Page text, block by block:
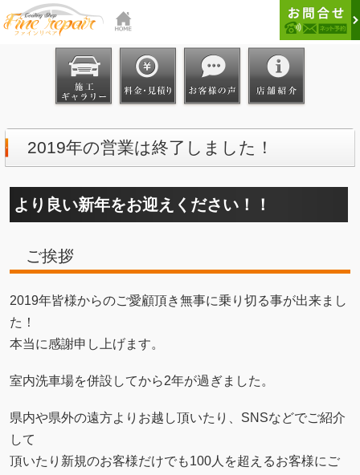
2019年の営業は終了しました！
より良い新年をお迎えください！！
ご挨拶
2019年皆様からのご愛顧頂き無事に乗り切る事が出来まし
た！
本当に感謝申し上げます。
室内洗車場を併設してから2年が過ぎました。
県内や県外の遠方よりお越し頂いたり、SNSなどでご紹介
して
頂いたり新規のお客様だけでも100人を超えるお客様にご